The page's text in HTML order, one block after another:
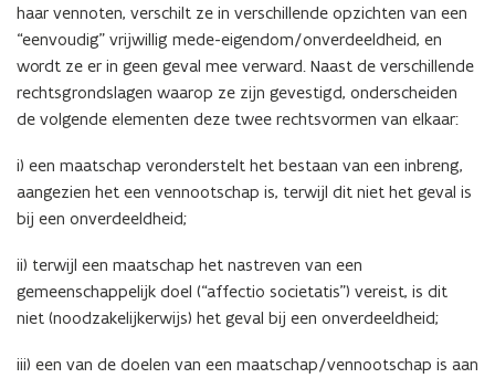
haar vennoten, verschilt ze in verschillende opzichten van een
“eenvoudig” vrijwillig mede-eigendom/onverdeeldheid, en
wordt ze er in geen geval mee verward. Naast de verschillende
rechtsgrondslagen waarop ze zijn gevestigd, onderscheiden
de volgende elementen deze twee rechtsvormen van elkaar:
i) een maatschap veronderstelt het bestaan van een inbreng,
aangezien het een vennootschap is, terwijl dit niet het geval is
bij een onverdeeldheid;
ii) terwijl een maatschap het nastreven van een
gemeenschappelijk doel (“affectio societatis”) vereist, is dit
niet (noodzakelijkerwijs) het geval bij een onverdeeldheid;
iii) een van de doelen van een maatschap/vennootschap is aan